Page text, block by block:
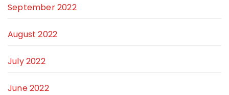
September 2022
August 2022
July 2022
June 2022